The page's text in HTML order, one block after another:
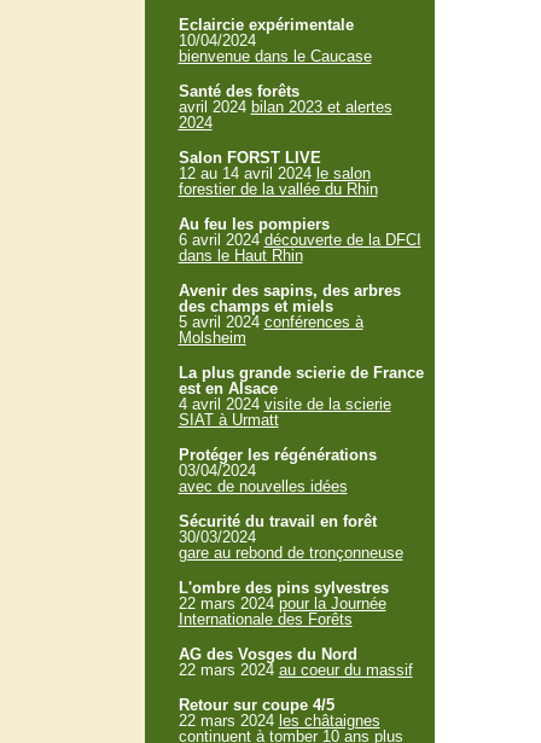
Eclaircie expérimentale
10/04/2024
bienvenue dans le Caucase
Santé des forêts
avril 2024 bilan 2023 et alertes
2024
Salon FORST LIVE
12 au 14 avril 2024 le salon
forestier de la vallée du Rhin
Au feu les pompiers
6 avril 2024 découverte de la DFCI
dans le Haut Rhin
Avenir des sapins, des arbres
des champs et miels
5 avril 2024 conférences à
Molsheim
La plus grande scierie de France
est en Alsace
4 avril 2024 visite de la scierie
SIAT à Urmatt
Protéger les régénérations
03/04/2024
avec de nouvelles idées
Sécurité du travail en forêt
30/03/2024
gare au rebond de tronçonneuse
L'ombre des pins sylvestres
22 mars 2024 pour la Journée
Internationale des Forêts
AG des Vosges du Nord
22 mars 2024 au coeur du massif
Retour sur coupe 4/5
22 mars 2024 les châtaignes
continuent à tomber 10 ans plus